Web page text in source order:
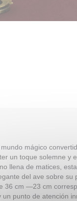
mágico
un toque solemne y
llena de matices,
del ave sobre su
36 cm —23 cm
un punto de atención